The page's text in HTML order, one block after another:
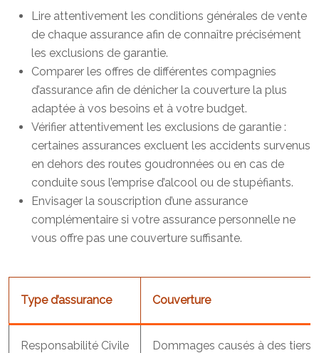
Lire attentivement les conditions générales de vente
de chaque assurance afin de connaître précisément
les exclusions de garantie.
Comparer les offres de différentes compagnies
d’assurance afin de dénicher la couverture la plus
adaptée à vos besoins et à votre budget.
Vérifier attentivement les exclusions de garantie :
certaines assurances excluent les accidents survenus
en dehors des routes goudronnées ou en cas de
conduite sous l’emprise d’alcool ou de stupéfiants.
Envisager la souscription d’une assurance
complémentaire si votre assurance personnelle ne
vous offre pas une couverture suffisante.
Type d’assurance Couverture
Responsabilité Civile Dommages causés à des tiers